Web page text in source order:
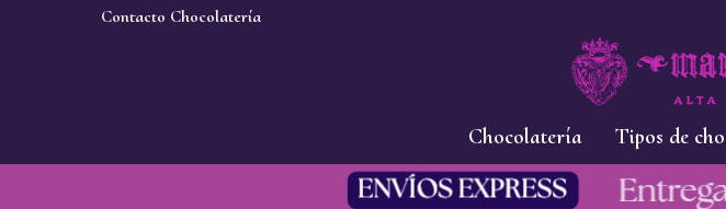
Chocolatería Tipos de
Contacto Chocolatería